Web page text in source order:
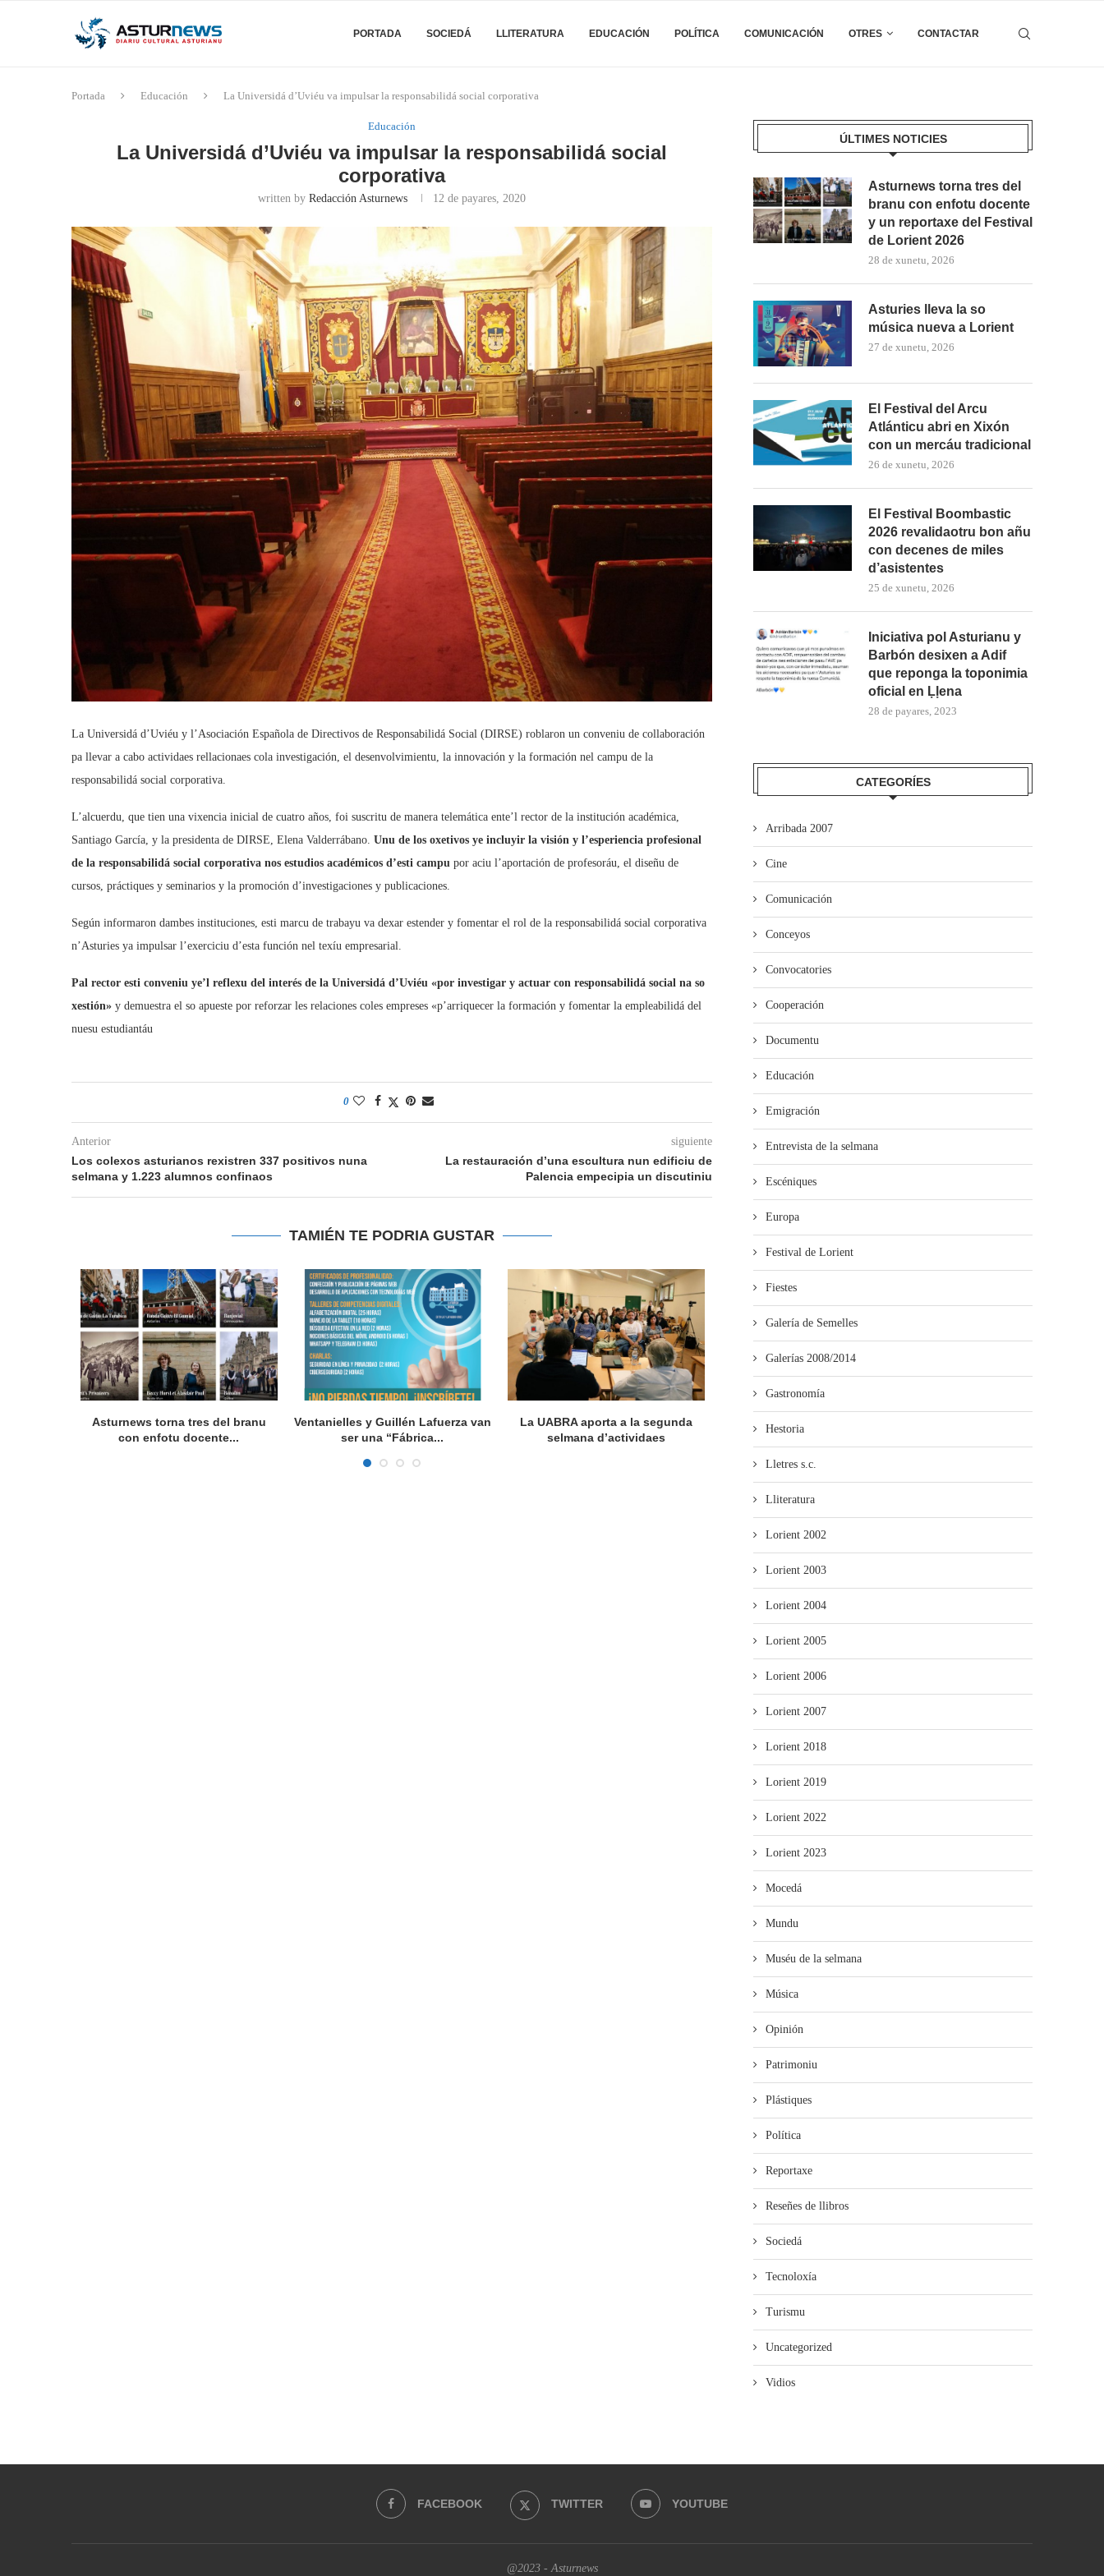
PORTADA SOCIEDÁ LLITERATURA EDUCACIÓN POLÍTICA COMUNICACIÓN OTRES CONTACTAR
Portada Educación La Universidá d’Uviéu va impulsar la responsabilidá social corporativa
Educación
La Universidá d’Uviéu va impulsar la responsabilidá social
corporativa
written by Redacción Asturnews 12 de payares, 2020
La Universidá d’Uviéu y l’Asociación Española de Directivos de Responsabilidá Social (DIRSE) roblaron un conveniu de collaboración
pa llevar a cabo actividaes rellacionaes cola investigación, el desenvolvimientu, la innovación y la formación nel campu de la
responsabilidá social corporativa.
L’alcuerdu, que tien una vixencia inicial de cuatro años, foi suscritu de manera telemática ente’l rector de la institución académica,
Santiago García, y la presidenta de DIRSE, Elena Valderrábano. Unu de los oxetivos ye incluyir la visión y l’esperiencia profesional
de la responsabilidá social corporativa nos estudios académicos d’esti campu por aciu l’aportación de profesoráu, el diseñu de
cursos, práctiques y seminarios y la promoción d’investigaciones y publicaciones.
Según informaron dambes instituciones, esti marcu de trabayu va dexar estender y fomentar el rol de la responsabilidá social corporativa
n’Asturies ya impulsar l’exerciciu d’esta función nel texíu empresarial.
Pal rector esti conveniu ye’l reflexu del interés de la Universidá d’Uviéu «por investigar y actuar con responsabilidá social na so
xestión» y demuestra el so apueste por reforzar les relaciones coles empreses «p’arriquecer la formación y fomentar la empleabilidá del
nuesu estudiantáu
0
Anterior
Los colexos asturianos rexistren 337 positivos nuna
selmana y 1.223 alumnos confinaos
siguiente
La restauración d’una escultura nun edificiu de
Palencia empecipia un discutiniu
TAMIÉN TE PODRIA GUSTAR
Asturnews torna tres del branu
con enfotu docente...
Ventanielles y Guillén Lafuerza van
ser una “Fábrica...
La UABRA aporta a la segunda
selmana d’actividaes
L’ALLA abre’l plazu pa los cursos
ÚLTIMES NOTICIES
Asturnews torna tres del
branu con enfotu docente
y un reportaxe del Festival
de Lorient 2026
28 de xunetu, 2026
Asturies lleva la so
música nueva a Lorient
27 de xunetu, 2026
El Festival del Arcu
Atlánticu abri en Xixón
con un mercáu tradicional
26 de xunetu, 2026
El Festival Boombastic
2026 revalidaotru bon añu
con decenes de miles
d’asistentes
25 de xunetu, 2026
Iniciativa pol Asturianu y
Barbón desixen a Adif
que reponga la toponimia
oficial en Ḷḷena
28 de payares, 2023
CATEGORÍES
Arribada 2007
Cine
Comunicación
Conceyos
Convocatories
Cooperación
Documentu
Educación
Emigración
Entrevista de la selmana
Escéniques
Europa
Festival de Lorient
Fiestes
Galería de Semelles
Galerías 2008/2014
Gastronomía
Hestoria
Lletres s.c.
Lliteratura
Lorient 2002
Lorient 2003
Lorient 2004
Lorient 2005
Lorient 2006
Lorient 2007
Lorient 2018
Lorient 2019
Lorient 2022
Lorient 2023
Mocedá
Mundu
Muséu de la selmana
Música
Opinión
Patrimoniu
Plástiques
Política
Reportaxe
Reseñes de llibros
Sociedá
Tecnoloxía
Turismu
Uncategorized
Vidios
FACEBOOK TWITTER YOUTUBE
@2023 - Asturnews